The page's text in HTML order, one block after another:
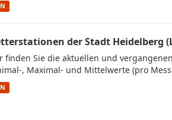
der Stadt Heidelberg
finden Sie die aktuellen und
, Maximal- und Mittelwerte (pro